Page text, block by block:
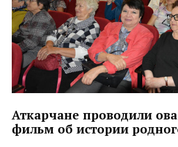
Аткарчане проводили
фильм об истории